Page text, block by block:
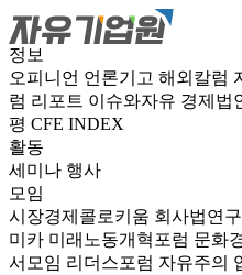
정보
오피니언 언론기고 해외칼럼
럼 리포트 이슈와자유 경제법
평 CFE INDEX
활동
세미나 행사
모임
시장경제콜로키움 회사법연구
미카 미래노동개혁포럼 문화
서모임 리더스포럼 자유주의